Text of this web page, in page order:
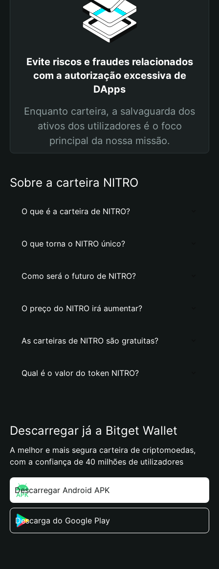
Evite riscos e fraudes relacionados
com a autorização excessiva de
DApps
Enquanto carteira, a salvaguarda dos
ativos dos utilizadores é o foco
principal da nossa missão.
Sobre a carteira NITRO
O que é a carteira de NITRO?
O que torna o NITRO único?
Como será o futuro de NITRO?
O preço do NITRO irá aumentar?
As carteiras de NITRO são gratuitas?
Qual é o valor do token NITRO?
Descarregar já a Bitget Wallet
A melhor e mais segura carteira de criptomoedas,
com a confiança de 40 milhões de utilizadores
Descarregar Android APK
Descarga do Google Play